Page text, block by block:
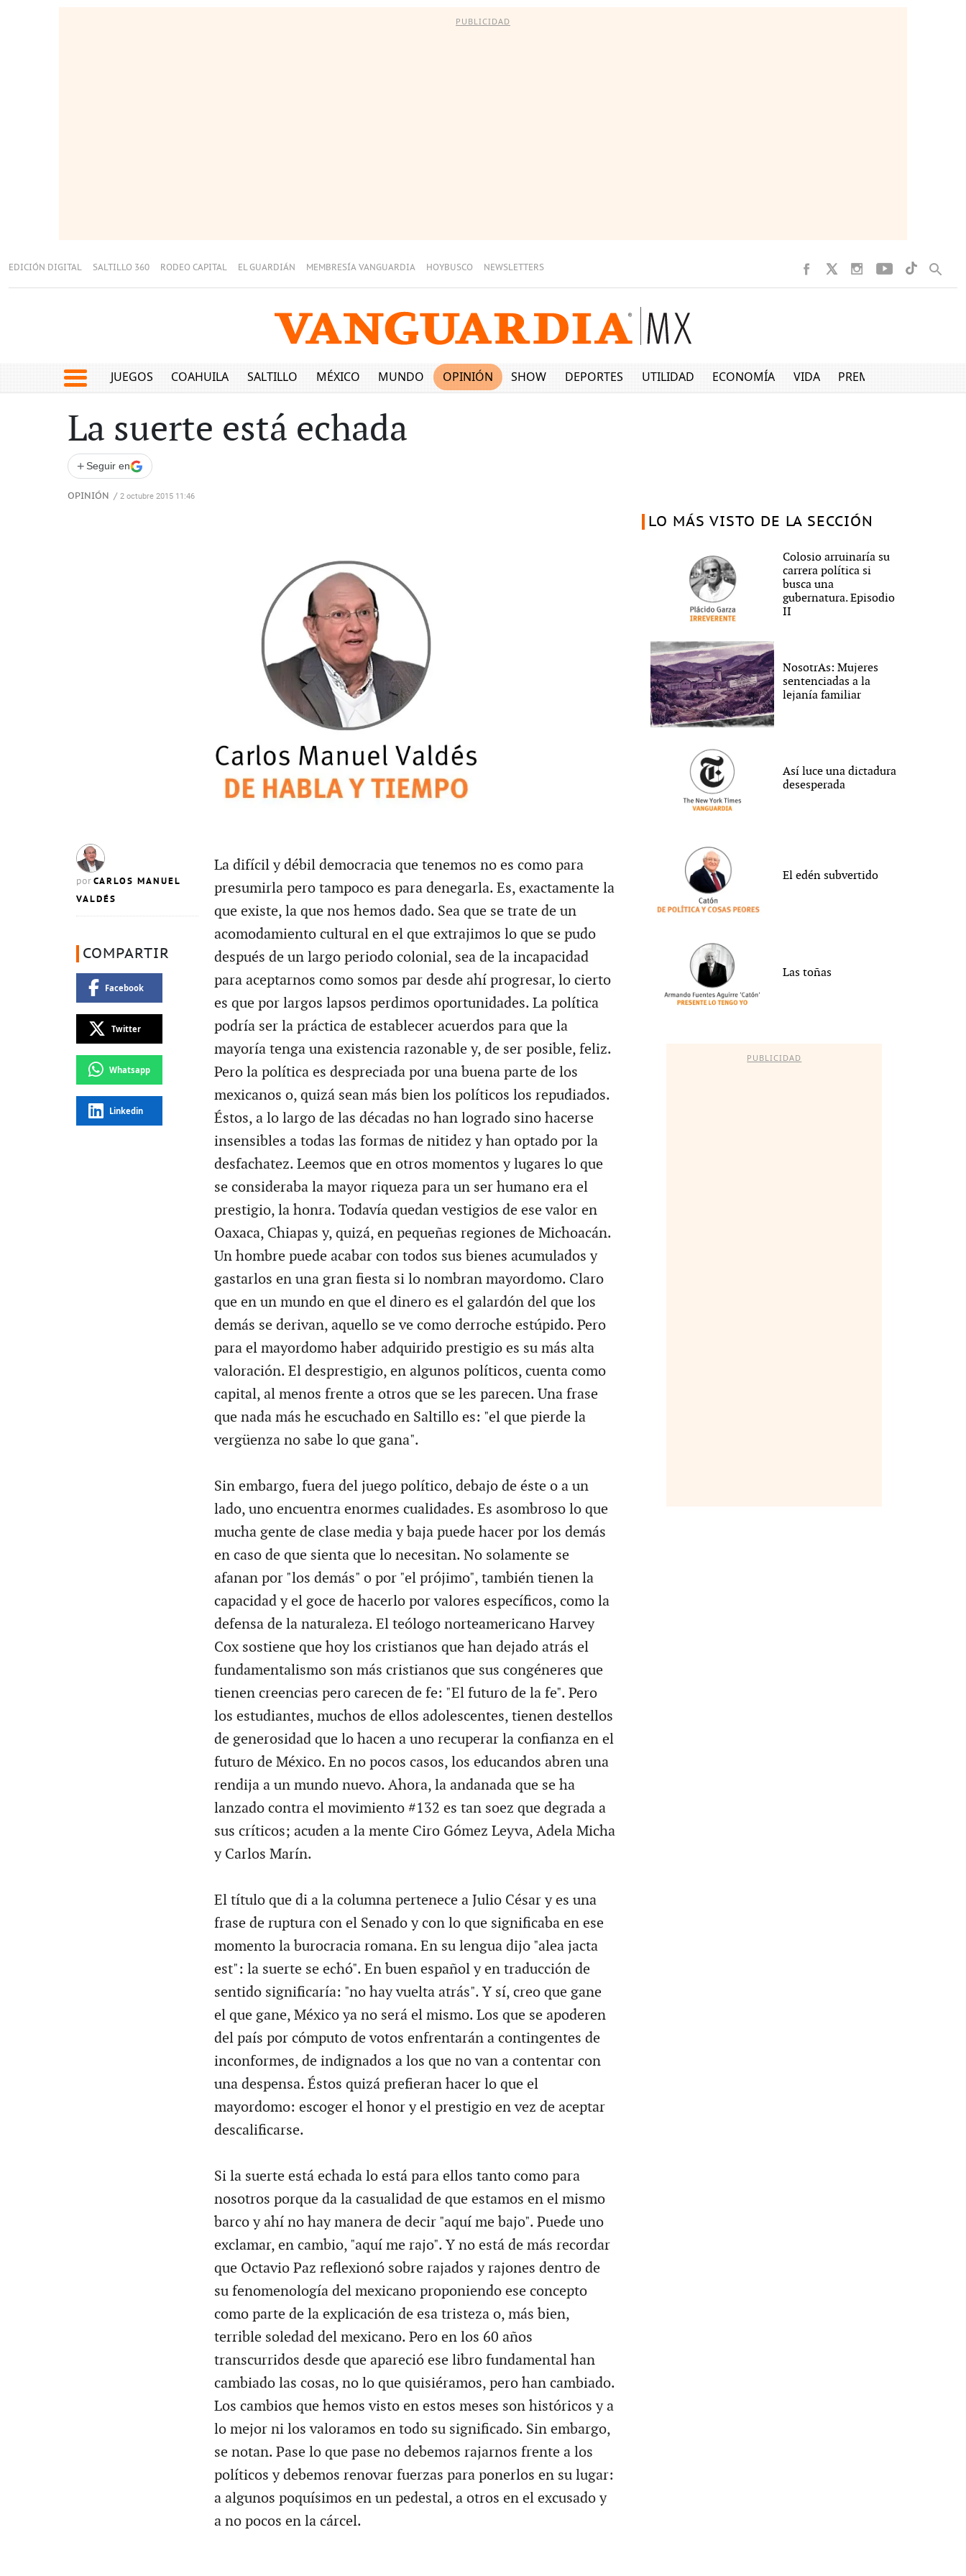
PUBLICIDAD
EDICIÓN DIGITAL SALTILLO 360 RODEO CAPITAL EL GUARDIÁN MEMBRESÍA VANGUARDIA HOYBUSCO NEWSLETTERS
JUEGOS COAHUILA SALTILLO MÉXICO MUNDO OPINIÓN SHOW DEPORTES UTILIDAD ECONOMÍA VIDA PREMIUM
La suerte está echada
+ Seguir en
OPINIÓN / 2 octubre 2015 11:46
por CARLOS MANUEL
VALDÉS
COMPARTIR
Facebook
Twitter
Whatsapp
Linkedin
La difícil y débil democracia que tenemos no es como para
presumirla pero tampoco es para denegarla. Es, exactamente la
que existe, la que nos hemos dado. Sea que se trate de un
acomodamiento cultural en el que extrajimos lo que se pudo
después de un largo periodo colonial, sea de la incapacidad
para aceptarnos como somos par desde ahí progresar, lo cierto
es que por largos lapsos perdimos oportunidades. La política
podría ser la práctica de establecer acuerdos para que la
mayoría tenga una existencia razonable y, de ser posible, feliz.
Pero la política es despreciada por una buena parte de los
mexicanos o, quizá sean más bien los políticos los repudiados.
Éstos, a lo largo de las décadas no han logrado sino hacerse
insensibles a todas las formas de nitidez y han optado por la
desfachatez. Leemos que en otros momentos y lugares lo que
se consideraba la mayor riqueza para un ser humano era el
prestigio, la honra. Todavía quedan vestigios de ese valor en
Oaxaca, Chiapas y, quizá, en pequeñas regiones de Michoacán.
Un hombre puede acabar con todos sus bienes acumulados y
gastarlos en una gran fiesta si lo nombran mayordomo. Claro
que en un mundo en que el dinero es el galardón del que los
demás se derivan, aquello se ve como derroche estúpido. Pero
para el mayordomo haber adquirido prestigio es su más alta
valoración. El desprestigio, en algunos políticos, cuenta como
capital, al menos frente a otros que se les parecen. Una frase
que nada más he escuchado en Saltillo es: "el que pierde la
vergüenza no sabe lo que gana".
Sin embargo, fuera del juego político, debajo de éste o a un
lado, uno encuentra enormes cualidades. Es asombroso lo que
mucha gente de clase media y baja puede hacer por los demás
en caso de que sienta que lo necesitan. No solamente se
afanan por "los demás" o por "el prójimo", también tienen la
capacidad y el goce de hacerlo por valores específicos, como la
defensa de la naturaleza. El teólogo norteamericano Harvey
Cox sostiene que hoy los cristianos que han dejado atrás el
fundamentalismo son más cristianos que sus congéneres que
tienen creencias pero carecen de fe: "El futuro de la fe". Pero
los estudiantes, muchos de ellos adolescentes, tienen destellos
de generosidad que lo hacen a uno recuperar la confianza en el
futuro de México. En no pocos casos, los educandos abren una
rendija a un mundo nuevo. Ahora, la andanada que se ha
lanzado contra el movimiento #132 es tan soez que degrada a
sus críticos; acuden a la mente Ciro Gómez Leyva, Adela Micha
y Carlos Marín.
El título que di a la columna pertenece a Julio César y es una
frase de ruptura con el Senado y con lo que significaba en ese
momento la burocracia romana. En su lengua dijo "alea jacta
est": la suerte se echó". En buen español y en traducción de
sentido significaría: "no hay vuelta atrás". Y sí, creo que gane
el que gane, México ya no será el mismo. Los que se apoderen
del país por cómputo de votos enfrentarán a contingentes de
inconformes, de indignados a los que no van a contentar con
una despensa. Éstos quizá prefieran hacer lo que el
mayordomo: escoger el honor y el prestigio en vez de aceptar
descalificarse.
Si la suerte está echada lo está para ellos tanto como para
nosotros porque da la casualidad de que estamos en el mismo
barco y ahí no hay manera de decir "aquí me bajo". Puede uno
exclamar, en cambio, "aquí me rajo". Y no está de más recordar
que Octavio Paz reflexionó sobre rajados y rajones dentro de
su fenomenología del mexicano proponiendo ese concepto
como parte de la explicación de esa tristeza o, más bien,
terrible soledad del mexicano. Pero en los 60 años
transcurridos desde que apareció ese libro fundamental han
cambiado las cosas, no lo que quisiéramos, pero han cambiado.
Los cambios que hemos visto en estos meses son históricos y a
lo mejor ni los valoramos en todo su significado. Sin embargo,
se notan. Pase lo que pase no debemos rajarnos frente a los
políticos y debemos renovar fuerzas para ponerlos en su lugar:
a algunos poquísimos en un pedestal, a otros en el excusado y
a no pocos en la cárcel.
LO MÁS VISTO DE LA SECCIÓN
Colosio arruinaría su
carrera política si
busca una
gubernatura. Episodio
II
NosotrAs: Mujeres
sentenciadas a la
lejanía familiar
Así luce una dictadura
desesperada
El edén subvertido
Las toñas
PUBLICIDAD